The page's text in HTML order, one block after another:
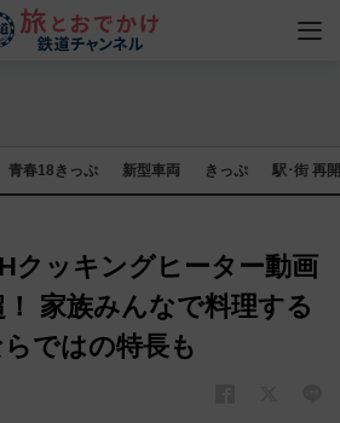
青春18きっぷ 新型車両 きっぷ 駅･街 再
クッキングヒーター動画
家族みんなで料理する
ではの特長も